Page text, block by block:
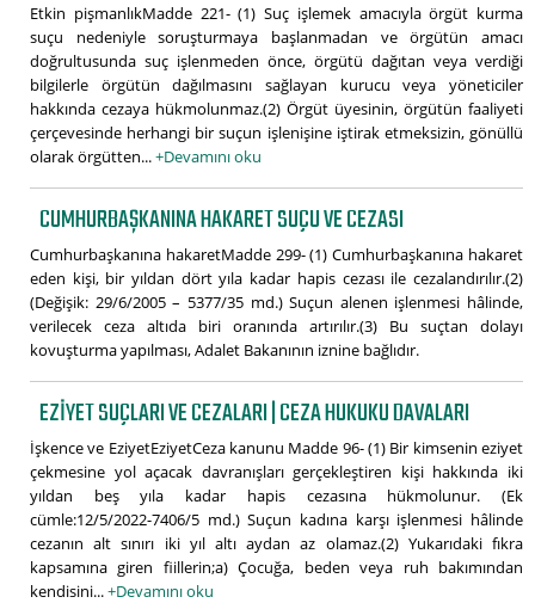
Etkin pişmanlıkMadde 221- (1) Suç işlemek amacıyla örgüt kurma
suçu nedeniyle soruşturmaya başlanmadan ve örgütün amacı
doğrultusunda suç işlenmeden önce, örgütü dağıtan veya verdiği
bilgilerle örgütün dağılmasını sağlayan kurucu veya yöneticiler
hakkında cezaya hükmolunmaz.(2) Örgüt üyesinin, örgütün faaliyeti
çerçevesinde herhangi bir suçun işlenişine iştirak etmeksizin, gönüllü
olarak örgütten...+Devamını oku
CUMHURBAŞKANINA HAKARET SUÇU VE CEZASI
Cumhurbaşkanına hakaretMadde 299- (1) Cumhurbaşkanına hakaret
eden kişi, bir yıldan dört yıla kadar hapis cezası ile cezalandırılır.(2)
(Değişik: 29/6/2005 – 5377/35 md.) Suçun alenen işlenmesi hâlinde,
verilecek ceza altıda biri oranında artırılır.(3) Bu suçtan dolayı
kovuşturma yapılması, Adalet Bakanının iznine bağlıdır.
EZIYET SUÇLARI VE CEZALARI | CEZA HUKUKU DAVALARI
İşkence ve EziyetEziyetCeza kanunu Madde 96- (1) Bir kimsenin eziyet
çekmesine yol açacak davranışları gerçekleştiren kişi hakkında iki
yıldan beş yıla kadar hapis cezasına hükmolunur. (Ek
cümle:12/5/2022-7406/5 md.) Suçun kadına karşı işlenmesi hâlinde
cezanın alt sınırı iki yıl altı aydan az olamaz.(2) Yukarıdaki fıkra
kapsamına giren fiillerin;a) Çocuğa, beden veya ruh bakımından
kendisini...+Devamını oku